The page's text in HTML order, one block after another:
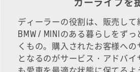
ディーラーの役割は、販売して
BMW / MINIのある暮らしをず
くもの。購入されたお客様へ
となるのがサービス・アドバ